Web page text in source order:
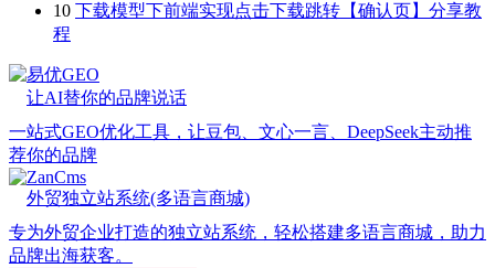
10
下载模型下前端实现点击下载跳转【确认页】分享教
程
易优GEO
让AI替你的品牌说话
一站式GEO优化工具，让豆包、文心一言、DeepSeek主动推
荐你的品牌
ZanCms
外贸独立站系统(多语言商城)
专为外贸企业打造的独立站系统，轻松搭建多语言商城，助力
品牌出海获客。